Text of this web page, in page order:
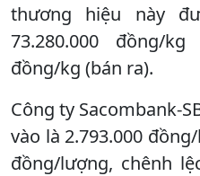
thương hiệu này
73.280.000 đồng/kg
đồng/kg (bán ra).
Công ty Sacombank-
vào là 2.793.000
đồng/lượng, chênh